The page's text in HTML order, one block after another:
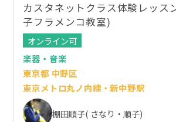
カスタネットクラス体験レッス
子フラメンコ教室)
オンライン可
楽器・音楽
東京都 中野区
東京メトロ丸ノ内線・新中野駅
棚田順子( さなり・順子)